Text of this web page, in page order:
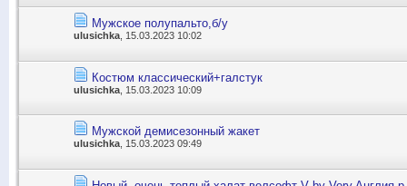
Мужское полупальто,б/у
ulusichka , 15.03.2023 10:02
Костюм классический+галстук
ulusichka , 15.03.2023 10:09
Мужской демисезонный жакет
ulusichka , 15.03.2023 09:49